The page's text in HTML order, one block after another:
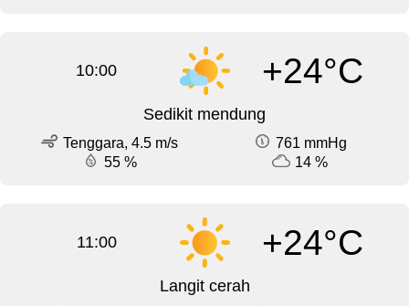
10:00 +24°C
Sedikit mendung
Tenggara, 4.5 m/s
761 mmHg
55 %
14 %
11:00 +24°C
Langit cerah